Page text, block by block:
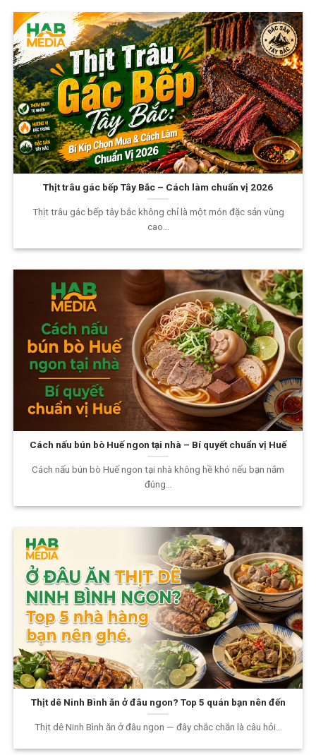
Thịt trâu gác bếp Tây Bắc – Cách làm chuẩn vị 2026
Thịt trâu gác bếp tây bắc không chỉ là một món đặc sản vùng
cao...
Cách nấu bún bò Huế ngon tại nhà – Bí quyết chuẩn vị Huế
Cách nấu bún bò Huế ngon tại nhà không hề khó nếu bạn nắm
đúng...
Thịt dê Ninh Bình ăn ở đâu ngon? Top 5 quán bạn nên đến
Thịt dê Ninh Bình ăn ở đâu ngon — đây chắc chắn là câu hỏi...